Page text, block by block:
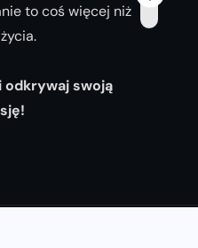
to coś więcej niż
odkrywaj swoją